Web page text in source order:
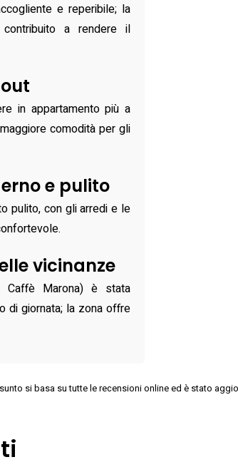
e reperibile; la
a rendere il
in appartamento più a
comodità per gli
e pulito
pulito, con gli arredi e le
vicinanze
Caffè Marona) è stata
di giornata; la zona offre
si basa su tutte le recensioni online ed è stato